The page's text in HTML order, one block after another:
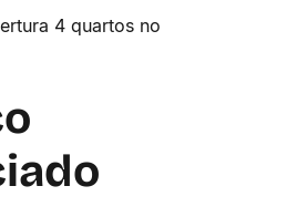
4 quartos no